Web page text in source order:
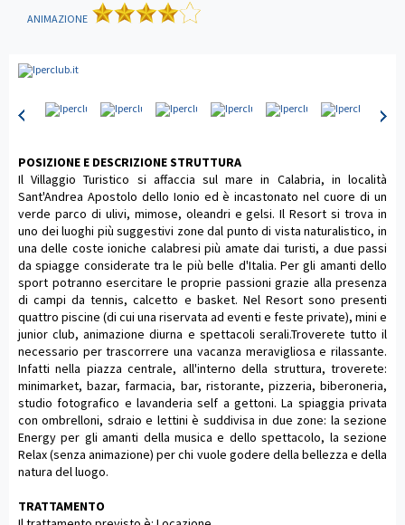
ANIMAZIONE
POSIZIONE E DESCRIZIONE STRUTTURA
Il Villaggio Turistico si affaccia sul mare in Calabria, in località
Sant'Andrea Apostolo dello Ionio ed è incastonato nel cuore di un
verde parco di ulivi, mimose, oleandri e gelsi. Il Resort si trova in
uno dei luoghi più suggestivi zone dal punto di vista naturalistico, in
una delle coste ioniche calabresi più amate dai turisti, a due passi
da spiagge considerate tra le più belle d'Italia. Per gli amanti dello
sport potranno esercitare le proprie passioni grazie alla presenza
di campi da tennis, calcetto e basket. Nel Resort sono presenti
quattro piscine (di cui una riservata ad eventi e feste private), mini e
junior club, animazione diurna e spettacoli serali.Troverete tutto il
necessario per trascorrere una vacanza meravigliosa e rilassante.
Infatti nella piazza centrale, all'interno della struttura, troverete:
minimarket, bazar, farmacia, bar, ristorante, pizzeria, biberoneria,
studio fotografico e lavanderia self a gettoni. La spiaggia privata
con ombrelloni, sdraio e lettini è suddivisa in due zone: la sezione
Energy per gli amanti della musica e dello spettacolo, la sezione
Relax (senza animazione) per chi vuole godere della bellezza e della
natura del luogo.
TRATTAMENTO